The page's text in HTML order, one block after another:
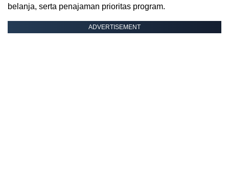
belanja, serta penajaman prioritas program.
ADVERTISEMENT